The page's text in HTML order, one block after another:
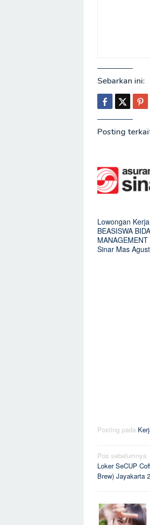
Sebarkan ini:
Posting
Lowongan
BEASISWA
Sinar Mas
Posting pada
Navigasi
pos
Pos sebelumnya
Loker SeCUP
Brew) Jayakarta